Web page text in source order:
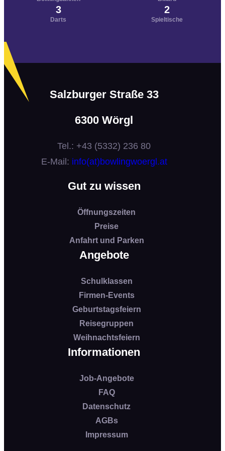
3
Darts
2
Spieltische
Salzburger Straße 33
6300 Wörgl
Tel.: +43 (5332) 236 80
E-Mail: info(at)bowlingwoergl.at
Gut zu wissen
Öffnungszeiten
Preise
Anfahrt und Parken
Angebote
Schulklassen
Firmen-Events
Geburtstagsfeiern
Reisegruppen
Weihnachtsfeiern
Informationen
Job-Angebote
FAQ
Datenschutz
AGBs
Impressum